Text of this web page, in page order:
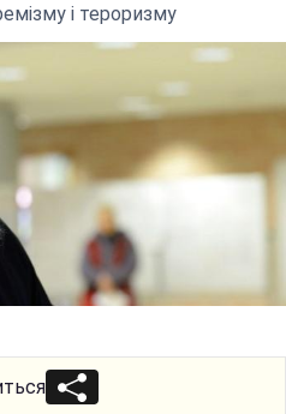
і тероризму